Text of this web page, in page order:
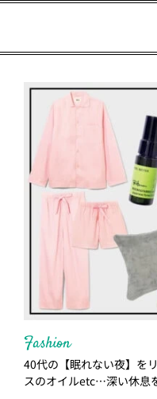
Fashion
40代の【眠れない夜】を
スのオイルetc…深い休息